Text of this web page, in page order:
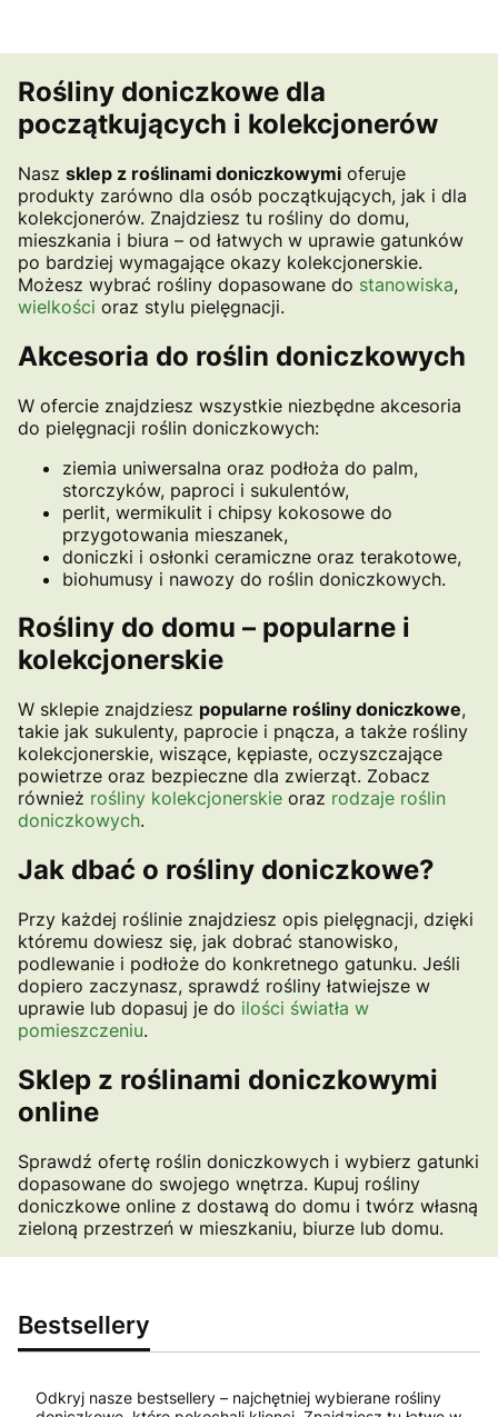
Rośliny doniczkowe dla
początkujących i kolekcjonerów
Nasz sklep z roślinami doniczkowymi oferuje
produkty zarówno dla osób początkujących, jak i dla
kolekcjonerów. Znajdziesz tu rośliny do domu,
mieszkania i biura – od łatwych w uprawie gatunków
po bardziej wymagające okazy kolekcjonerskie.
Możesz wybrać rośliny dopasowane do stanowiska,
wielkości oraz stylu pielęgnacji.
Akcesoria do roślin doniczkowych
W ofercie znajdziesz wszystkie niezbędne akcesoria
do pielęgnacji roślin doniczkowych:
ziemia uniwersalna oraz podłoża do palm,
storczyków, paproci i sukulentów,
perlit, wermikulit i chipsy kokosowe do
przygotowania mieszanek,
doniczki i osłonki ceramiczne oraz terakotowe,
biohumusy i nawozy do roślin doniczkowych.
Rośliny do domu – popularne i
kolekcjonerskie
W sklepie znajdziesz popularne rośliny doniczkowe,
takie jak sukulenty, paprocie i pnącza, a także rośliny
kolekcjonerskie, wiszące, kępiaste, oczyszczające
powietrze oraz bezpieczne dla zwierząt. Zobacz
również rośliny kolekcjonerskie oraz rodzaje roślin
doniczkowych.
Jak dbać o rośliny doniczkowe?
Przy każdej roślinie znajdziesz opis pielęgnacji, dzięki
któremu dowiesz się, jak dobrać stanowisko,
podlewanie i podłoże do konkretnego gatunku. Jeśli
dopiero zaczynasz, sprawdź rośliny łatwiejsze w
uprawie lub dopasuj je do ilości światła w
pomieszczeniu.
Sklep z roślinami doniczkowymi
online
Sprawdź ofertę roślin doniczkowych i wybierz gatunki
dopasowane do swojego wnętrza. Kupuj rośliny
doniczkowe online z dostawą do domu i twórz własną
zieloną przestrzeń w mieszkaniu, biurze lub domu.
Bestsellery
Odkryj nasze bestsellery – najchętniej wybierane rośliny